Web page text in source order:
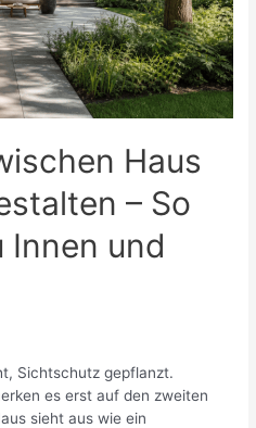
Haus
– So
und
Sichtschutz gepflanzt.
es erst auf den zweiten
sieht aus wie ein